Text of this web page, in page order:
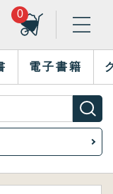
0
電子書籍